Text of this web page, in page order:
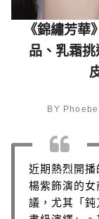
近期熱烈開播
楊紫飾演的女
議，尤其「鈍
《錦繡芳
品、乳霜
BY